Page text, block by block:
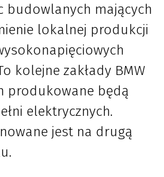
budowlanych mających
lokalnej produkcji
kolejne zakłady BMW
produkowane będą
elektrycznych.
jest na drugą